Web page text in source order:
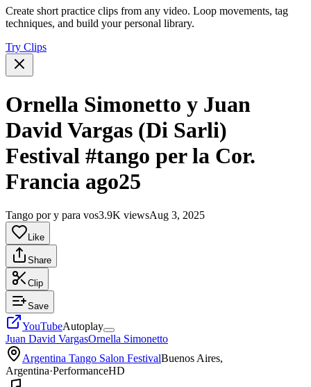
Create short practice clips from any video. Loop movements, tag
techniques, and build your personal library.
Try Clips
Ornella Simonetto y Juan
David Vargas (Di Sarli)
Festival #tango per la Cor.
Francia ago25
Tango por y para vos3.9K viewsAug 3, 2025
Like
Share
Clip
Save
YouTubeAutoplay
Juan David VargasOrnella Simonetto
Argentina Tango Salon FestivalBuenos Aires,
Argentina·PerformanceHD